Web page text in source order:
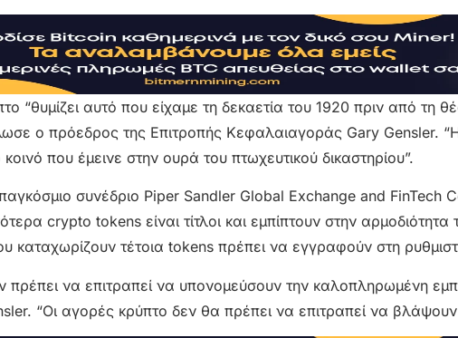
“θυμίζει αυτό που είχαμε τη δεκαετία του 1920 πριν από τη
ο πρόεδρος της Επιτροπής Κεφαλαιαγοράς Gary Gensler.
που έμεινε στην ουρά του πτωχευτικού δικαστηρίου”.
συνέδριο Piper Sandler Global Exchange and FinTech
crypto tokens είναι τίτλοι και εμπίπτουν στην
καταχωρίζουν τέτοια tokens πρέπει να εγγραφούν στη
να επιτραπεί να υπονομεύσουν την καλοπληρωμένη
“Οι αγορές κρύπτο δεν θα πρέπει να επιτραπεί να βλάψουν